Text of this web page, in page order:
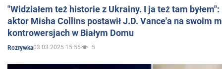
"Widziałem też historie z Ukrainy. I ja też tam
aktor Misha Collins postawił J.D. Vance'a na swoim
kontrowersjach w Białym Domu
Rozrywka03.03.2025 15:55 5